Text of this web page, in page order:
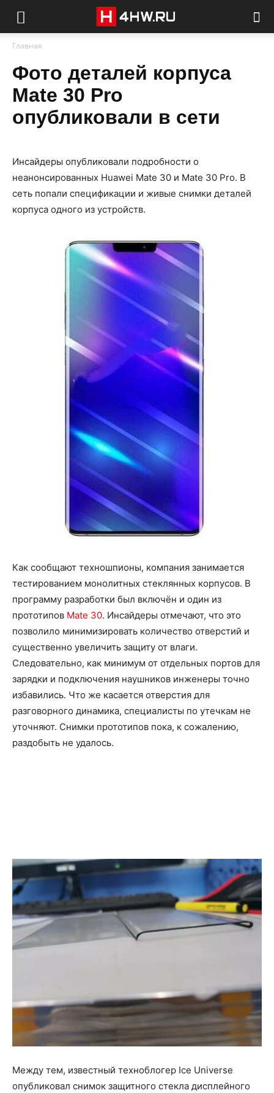
Главная
Фото деталей корпуса
Mate 30 Pro
опубликовали в сети
Инсайдеры опубликовали подробности о
неанонсированных Huawei Mate 30 и Mate 30 Pro. В
сеть попали спецификации и живые снимки деталей
корпуса одного из устройств.
Как сообщают техношпионы, компания занимается
тестированием монолитных стеклянных корпусов. В
программу разработки был включён и один из
прототипов Mate 30. Инсайдеры отмечают, что это
позволило минимизировать количество отверстий и
существенно увеличить защиту от влаги.
Следовательно, как минимум от отдельных портов для
зарядки и подключения наушников инженеры точно
избавились. Что же касается отверстия для
разговорного динамика, специалисты по утечкам не
уточняют. Снимки прототипов пока, к сожалению,
раздобыть не удалось.
Между тем, известный техноблогер Ice Universe
опубликовал снимок защитного стекла дисплейного